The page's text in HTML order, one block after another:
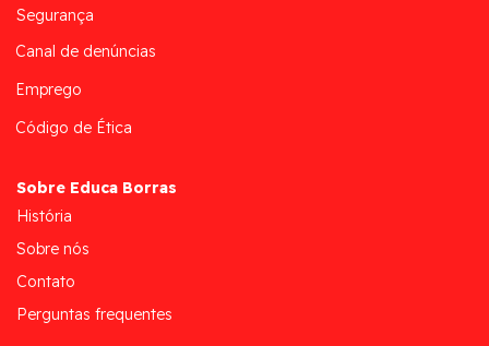
Segurança
Canal de denúncias
Emprego
Código de Ética
Sobre Educa Borras
História
Sobre nós
Contato
Perguntas frequentes